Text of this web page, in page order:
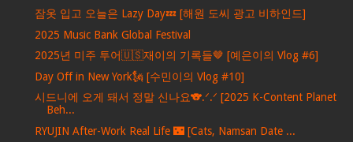
잠옷 입고 오늘은 Lazy Day💤 [해원 도씨 광고 비하인드]
2025 Music Bank Global Festival
2025년 미주 투어🇺🇸재이의 기록들🤎 [예은이의 Vlog #6]
Day Off in New York🗽 [수민이의 Vlog #10]
시드니에 오게 돼서 정말 신나요🐨.ᐟ.ᐟ [2025 K-Content Planet
Beh...
RYUJIN After-Work Real Life 🌃 [Cats, Namsan Date ...